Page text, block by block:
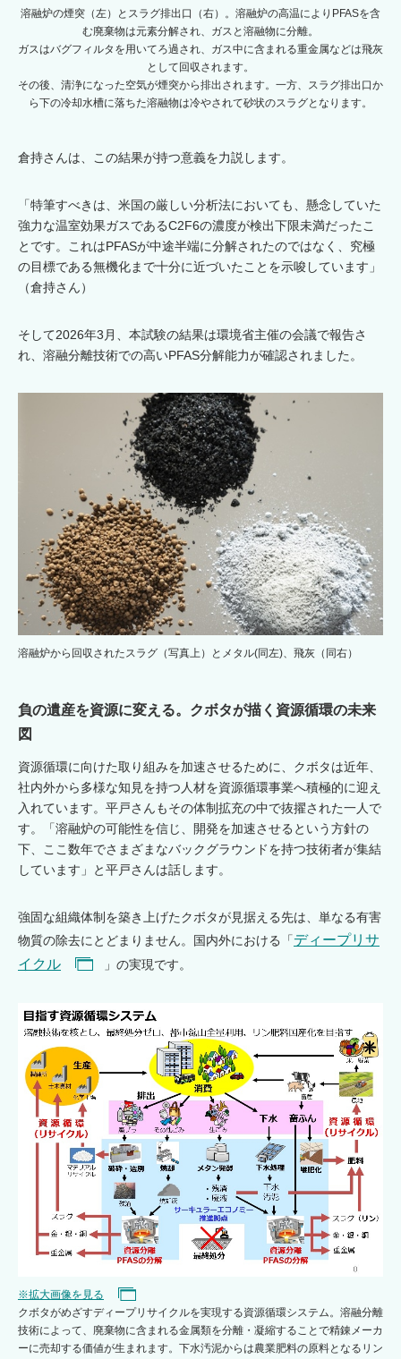
溶融炉の煙突（左）とスラグ排出口（右）。溶融炉の高温によりPFASを含
む廃棄物は元素分解され、ガスと溶融物に分離。
ガスはバグフィルタを用いてろ過され、ガス中に含まれる重金属などは飛灰
として回収されます。
その後、清浄になった空気が煙突から排出されます。一方、スラグ排出口か
ら下の冷却水槽に落ちた溶融物は冷やされて砂状のスラグとなります。
倉持さんは、この結果が持つ意義を力説します。
「特筆すべきは、米国の厳しい分析法においても、懸念していた
強力な温室効果ガスであるC2F6の濃度が検出下限未満だったこ
とです。これはPFASが中途半端に分解されたのではなく、究極
の目標である無機化まで十分に近づいたことを示唆しています」
（倉持さん）
そして2026年3月、本試験の結果は環境省主催の会議で報告さ
れ、溶融分離技術での高いPFAS分解能力が確認されました。
溶融炉から回収されたスラグ（写真上）とメタル(同左)、飛灰（同右）
負の遺産を資源に変える。クボタが描く資源循環の未来
図
資源循環に向けた取り組みを加速させるために、クボタは近年、
社内外から多様な知見を持つ人材を資源循環事業へ積極的に迎え
入れています。平戸さんもその体制拡充の中で抜擢された一人で
す。「溶融炉の可能性を信じ、開発を加速させるという方針の
下、ここ数年でさまざまなバックグラウンドを持つ技術者が集結
しています」と平戸さんは話します。
強固な組織体制を築き上げたクボタが見据える先は、単なる有害
物質の除去にとどまりません。国内外における「ディープリサ
イクル
」の実現です。
※拡大画像を見る
クボタがめざすディープリサイクルを実現する資源循環システム。溶融分離
技術によって、廃棄物に含まれる金属類を分離・凝縮することで精錬メーカ
ーに売却する価値が生まれます。下水汚泥からは農業肥料の原料となるリン